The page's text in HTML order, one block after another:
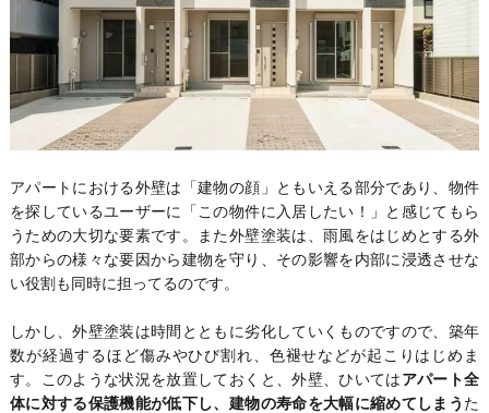
アパートにおける外壁は「建物の顔」ともいえる部分であり、物件
を探しているユーザーに「この物件に入居したい！」と感じてもら
うための大切な要素です。また外壁塗装は、雨風をはじめとする外
部からの様々な要因から建物を守り、その影響を内部に浸透させな
い役割も同時に担ってるのです。
しかし、外壁塗装は時間とともに劣化していくものですので、築年
数が経過するほど傷みやひび割れ、色褪せなどが起こりはじめま
す。このような状況を放置しておくと、外壁、ひいてはアパート全
体に対する保護機能が低下し、建物の寿命を大幅に縮めてしまう た